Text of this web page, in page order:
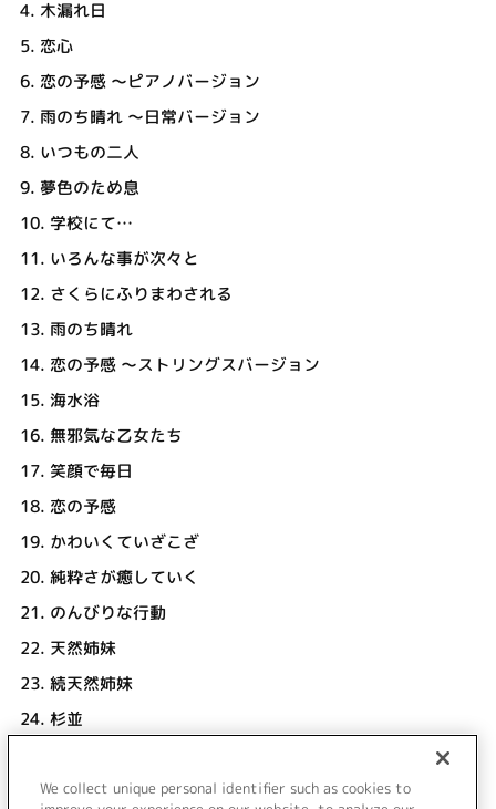
4. 木漏れ日
5. 恋心
6. 恋の予感 ～ピアノバージョン
7. 雨のち晴れ ～日常バージョン
8. いつもの二人
9. 夢色のため息
10. 学校にて…
11. いろんな事が次々と
12. さくらにふりまわされる
13. 雨のち晴れ
14. 恋の予感 ～ストリングスバージョン
15. 海水浴
16. 無邪気な乙女たち
17. 笑顔で毎日
18. 恋の予感
19. かわいくていざこざ
20. 純粋さが癒していく
21. のんびりな行動
22. 天然姉妹
23. 続天然姉妹
24. 杉並
26.未来へのMelody [TVedit]
We collect unique personal identifier such as cookies to